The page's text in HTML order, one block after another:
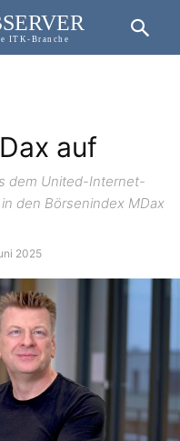
ITK-Branche
auf
dem United-Internet-
den Börsenindex MDax
2025